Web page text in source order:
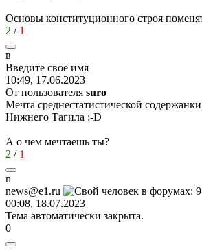
Основы конституционного строя
2 / 1
в
Введите свое имя
10:49, 17.06.2023
От пользователя surо
Мечта среднестатистической
Нижнего Тагила :-D
А о чем мечтаешь ты?
2 / 1
n
news@e1.ru
00:08, 18.07.2023
Тема автоматически закрыта.
0